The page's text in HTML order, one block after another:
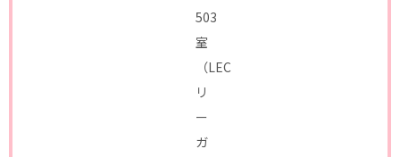
503
室
（LEC
リ
ー
ガ